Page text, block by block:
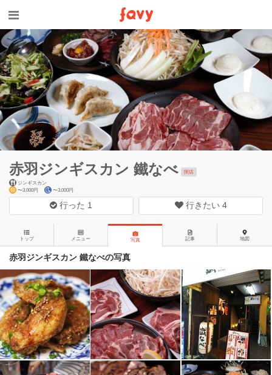
赤羽ジンギスカン 鐵なべ
閉店
ジンギスカン
〜3,000円
〜3,000円
行った 1 行きたい 4
トップ メニュー 写真 記事 地図
赤羽ジンギスカン 鐵なべの写真